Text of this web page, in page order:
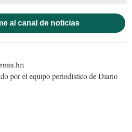
al canal de noticias
por el equipo periodístico de Diario